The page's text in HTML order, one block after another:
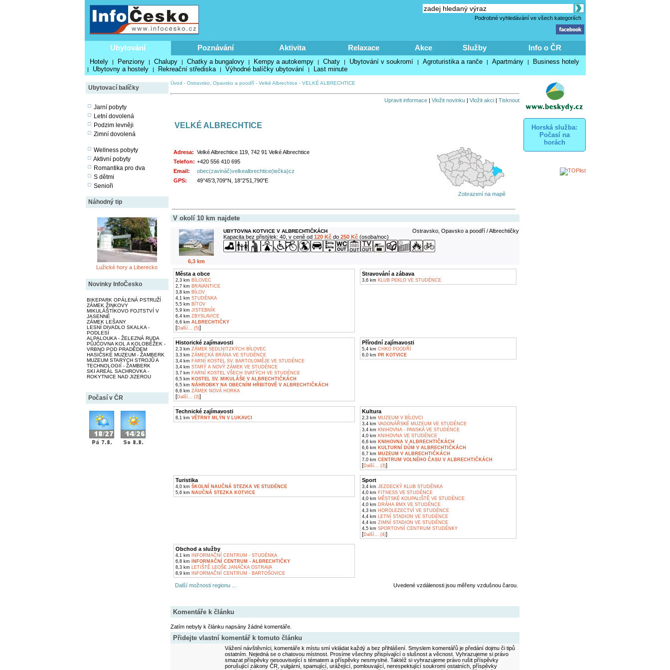
Podrobné vyhledávání ve všech kategoriích
Ubytování Poznávání Aktivita Relaxace Akce Služby Info o ČR
Hotely | Penziony | Chalupy | Chatky a bungalovy | Kempy a autokempy | Chaty | Ubytování v soukromí | Agroturistika a ranče | Apartmány | Business hotely
| Ubytovny a hostely | Rekreační střediska | Výhodné balíčky ubytování | Last minute
Ubytovací balíčky
Jarní pobyty
Letní dovolená
Podzim levněji
Zimní dovolená
Wellness pobyty
Aktivní pobyty
Romantika pro dva
S dětmi
Senioři
Náhodný tip
Lužické hory a Liberecko
Novinky InfoČesko
BIKEPARK OPÁLENÁ PSTRUŽÍ
ZÁMEK ŽINKOVY
MIKULÁŠTÍKOVO FOJTSTVÍ V
JASENNÉ
ZÁMEK LEŠANY
LESNÍ DIVADLO SKALKA -
PODLESÍ
ALPALOUKA - ŽELEZNÁ RUDA
PŮJČOVNA KOL A KOLOBĚŽEK -
VRBNO POD PRADĚDEM
HASIČSKÉ MUZEUM - ŽAMBERK
MUZEUM STARÝCH STROJŮ A
TECHNOLOGIÍ - ŽAMBERK
SKI AREÁL SACHROVKA -
ROKYTNICE NAD JIZEROU
Počasí v ČR
Úvod - Ostravsko, Opavsko a poodří- Velké Albrechtice - VELKÉ ALBRECHTICE
Upravit informace| Vložit novinku| Vložit akci| Tisknout
VELKÉ ALBRECHTICE
Adresa: Velké Albrechtice 119, 742 91 Velké Albrechtice
Telefon: +420 556 410 695
Email:
obec(zavináč)velkealbrechtice(tečka)cz
GPS:
49°45'3,709"N, 18°2'51,790"E
Zobrazení na mapě
V okolí 10 km najdete
6,3 km
UBYTOVNA KOTVICE V ALBRECHTIČKÁCH
Ostravsko, Opavsko a poodří / Albrechtičky
Kapacita bez přistýlek: 40, v ceně od 120 Kčdo 250 Kč(osoba/noc)
Města a obce
2,3 km BÍLOVEC
2,7 km BRAVANTICE
3,8 km BÍLOV
4,1 km STUDÉNKA
5,5 km BÍTOV
5,9 km JISTEBNÍK
6,4 km ZBYSLAVICE
6,6 km ALBRECHTIČKY
[Další... (5)]
Stravování a zábava
3,6 km KLUB PEKLO VE STUDÉNCE
Historické zajímavosti
2,3 km ZÁMEK SEDLNITZKÝCH BÍLOVEC
3,3 km ZÁMECKÁ BRÁNA VE STUDÉNCE
3,4 km FARNÍ KOSTEL SV. BARTOLOMĚJE VE STUDÉNCE
3,4 km STARÝ A NOVÝ ZÁMEK VE STUDÉNCE
3,7 km FARNÍ KOSTEL VŠECH SVATÝCH VE STUDÉNCE
6,5 km KOSTEL SV. MIKULÁŠE V ALBRECHTIČKÁCH
6,5 km NÁHROBKY NA OBECNÍM HŘBITOVĚ V ALBRECHTIČKÁCH
6,6 km ZÁMEK NOVÁ HORKA
[Další... (3)]
Přírodní zajímavosti
5,4 km CHKO POODŘÍ
6,0 km PR KOTVICE
Technické zajímavosti
8,1 km VĚTRNÝ MLÝN V LUKAVCI
Kultura
2,3 km MUZEUM V BÍLOVCI
3,4 km VAGONÁŘSKÉ MUZEUM VE STUDÉNCE
3,4 km KNIHOVNA - PANSKÁ VE STUDÉNCE
4,0 km KNIHOVNA VE STUDÉNCE
6,6 km KNIHOVNA V ALBRECHTIČKÁCH
6,6 km KULTURNÍ DŮM V ALBRECHTIČKÁCH
6,7 km MUZEUM V ALBRECHTIČKÁCH
7,0 km CENTRUM VOLNÉHO ČASU V ALBRECHTIČKÁCH
[Další... (3)]
Turistika
4,0 km ŠKOLNÍ NAUČNÁ STEZKA VE STUDÉNCE
5,6 km NAUČNÁ STEZKA KOTVICE
Sport
3,4 km JEZDECKÝ KLUB STUDÉNKA
4,0 km FITNESS VE STUDÉNCE
4,0 km MĚSTSKÉ KOUPALIŠTĚ VE STUDÉNCE
4,0 km DRÁHA BMX VE STUDÉNCE
4,3 km HOROLEZECTVÍ VE STUDÉNCE
4,4 km LETNÍ STADION VE STUDÉNCE
4,4 km ZIMNÍ STADION VE STUDÉNCE
4,5 km SPORTOVNÍ CENTRUM STUDÉNKY
[Další... (4)]
Obchod a služby
4,1 km INFORMAČNÍ CENTRUM - STUDÉNKA
6,8 km
INFORMAČNÍ CENTRUM - ALBRECHTIČKY
8,3 km LETIŠTĚ LEOŠE JANÁČKA OSTRAVA
8,9 km INFORMAČNÍ CENTRUM - BARTOŠOVICE
Další možnosti regionu ... Uvedené vzdálenosti jsou měřeny vzdušnou čarou.
Komentáře k článku
Zatím nebyly k článku napsány žádné komentáře.
Přidejte vlastní komentář k tomuto článku
Vážení návštěvníci, komentáře k místu smí vkládat každý a bez přihlášení. Smyslem komentářů je předání dojmu či tipů
ostatním. Nejedná se o chatovou místnost. Prosíme všechny přispívající o slušnost a věcnost. Vyhrazujeme si právo
smazat příspěvky nesouvisející s tématem a příspěvky nesmyslné. Taktéž si vyhrazujeme právo rušit příspěvky
porušující zákony ČR, vulgární, spamující, urážející, pomlouvající, nerespektující soukromí ostatních, příspěvky
Horská služba:
Počasí na
horách